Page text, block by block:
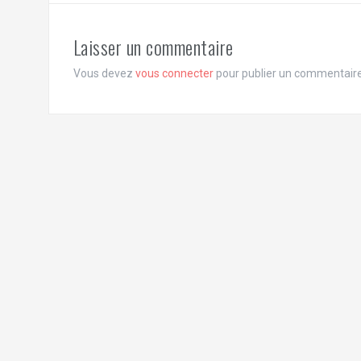
Laisser un commentaire
Vous devez vous connecterpour publier un